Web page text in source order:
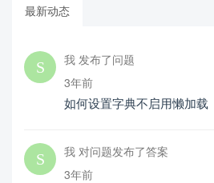
最新动态
我 发布了问题
3年前
如何设置字典不启用懒加载
我 对问题发布了答案
3年前